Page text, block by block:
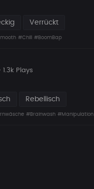
Verrückt
#Chill #BoomBap
1.3k Plays
Rebellisch
#Brainwash #Manipulation